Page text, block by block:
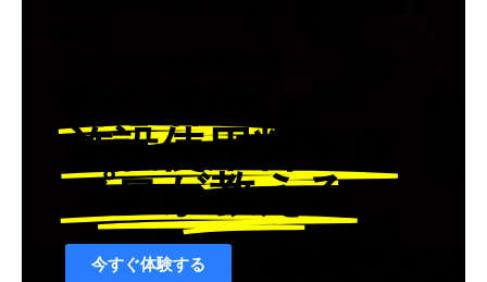
施設使用料￥０
プロが教える
今すぐ体験する